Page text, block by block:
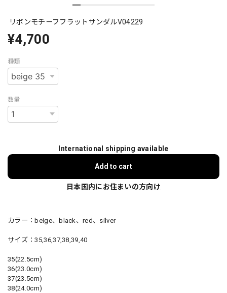
リボンモチーフフラットサンダルV04229
¥4,700
種類
数量
International shipping available
Add to cart
日本国内にお住まいの方向け
カラー：beige、black、red、silver
サイズ：35,36,37,38,39,40
35(22.5cm)
36(23.0cm)
37(23.5cm)
38(24.0cm)